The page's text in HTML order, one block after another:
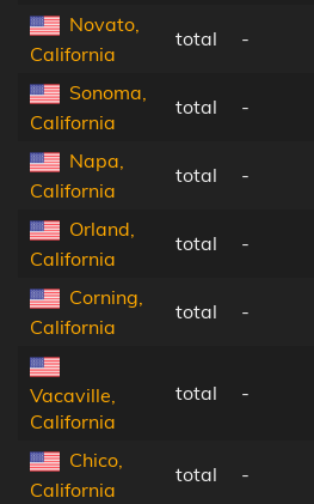
Novato,
California
total -
Sonoma,
California
total -
Napa,
California
total -
Orland,
California
total -
Corning,
California
total -
Vacaville,
California
total -
Chico,
California
total -